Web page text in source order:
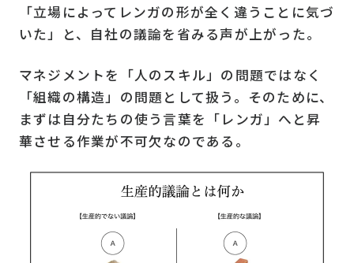
「立場によってレンガの形が全く違うことに気づ
いた」と、自社の議論を省みる声が上がった。
マネジメントを「人のスキル」の問題ではなく
「組織の構造」の問題として扱う。そのために、
まずは自分たちの使う言葉を「レンガ」へと昇
華させる作業が不可欠なのである。